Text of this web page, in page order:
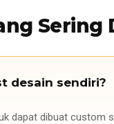
Sering
desain sendiri?
dapat dibuat custom